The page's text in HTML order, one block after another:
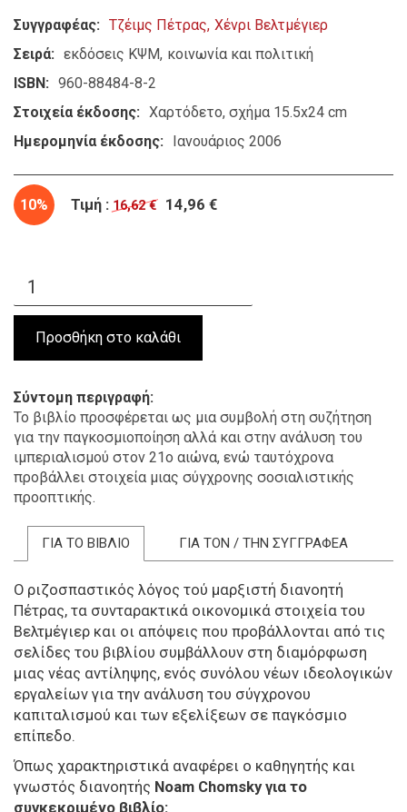
Συγγραφέας Τζέιμς Πέτρας Χένρι Βελτμέγιερ
Σειρά
εκδόσεις ΚΨΜ κοινωνία και πολιτική
ISBN
960-88484-8-2
Στοιχεία έκδοσης
Χαρτόδετο, σχήμα 15.5x24 cm
Ημερομηνία έκδοσης
Ιανουάριος 2006
10% Τιμή : 16,62 € 14,96 €
Σύντομη περιγραφή
Το βιβλίο προσφέρεται ως μια συμβολή στη συζήτηση
για την παγκοσμιοποίηση αλλά και στην ανάλυση του
ιμπεριαλισμού στον 21ο αιώνα, ενώ ταυτόχρονα
προβάλλει στοιχεία μιας σύγχρονης σοσιαλιστικής
προοπτικής.
ΓΙΑ ΤΟ ΒΙΒΛΙΟ ΓΙΑ ΤΟΝ / ΤΗΝ ΣΥΓΓΡΑΦΕΑ
Ο ριζοσπαστικός λόγος τού μαρξιστή διανοητή
Πέτρας, τα συνταρακτικά οικονομικά στοιχεία του
Βελτμέγιερ και οι απόψεις που προβάλλονται από τις
σελίδες του βιβλίου συμβάλλουν στη διαμόρφωση
μιας νέας αντίληψης, ενός συνόλου νέων ιδεολογικών
εργαλείων για την ανάλυση του σύγχρονου
καπιταλισμού και των εξελίξεων σε παγκόσμιο
επίπεδο.
Όπως χαρακτηριστικά αναφέρει ο καθηγητής και
γνωστός διανοητής Noam Chomsky για το
συγκεκριμένο βιβλίο: